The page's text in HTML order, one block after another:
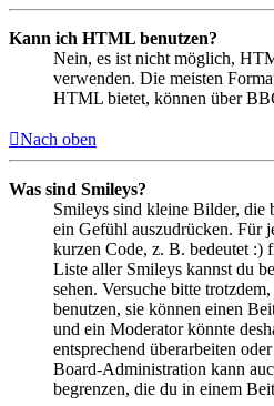
Kann ich HTML benutzen?
Nein, es ist nicht möglich,
verwenden. Die meisten
HTML bietet, können über
Nach oben
Was sind Smileys?
Smileys sind kleine Bilder, die
ein Gefühl auszudrücken. Für
kurzen Code, z. B. bedeutet :)
Liste aller Smileys kannst du
sehen. Versuche bitte
benutzen, sie können einen
und ein Moderator könnte
entsprechend überarbeiten
Board-Administration kann
begrenzen, die du in einem